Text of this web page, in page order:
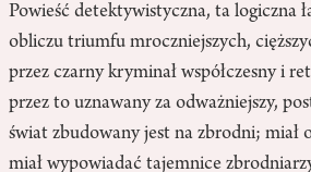
Powieść detektywistyczna, ta logiczna
obliczu triumfu mroczniejszych,
przez czarny kryminał współczesny i
przez to uznawany za odważniejszy,
świat zbudowany jest na zbrodni;
miał wypowiadać tajemnice